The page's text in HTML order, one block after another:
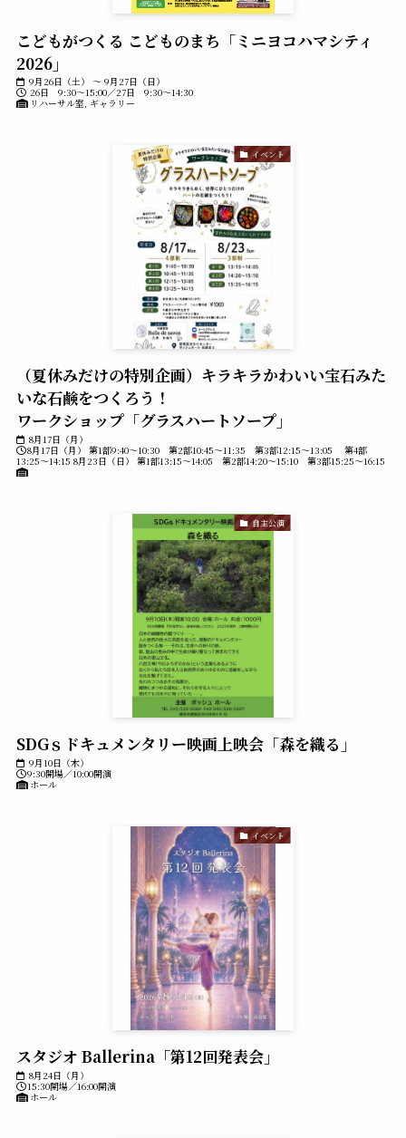
こどもがつくる こどものまち「ミニヨコハマシティ
2026」
9月26日（土） ～ 9月27日（日）
26日 9:30～15:00／27日 9:30～14:30
リハーサル室, ギャラリー
イベント
（夏休みだけの特別企画）キラキラかわいい宝石みた
いな石鹸をつくろう！
ワークショップ「グラスハートソープ」
8月17日（月）
8月17日（月） 第1部9:40～10:30 第2部10:45～11:35 第3部12:15～13:05 第4部
13:25～14:15 8月23日（日） 第1部13:15～14:05 第2部14:20～15:10 第3部15:25～16:15
自主公演
SDGｓドキュメンタリー映画上映会「森を織る」
9月10日（木）
9:30開場／10:00開演
ホール
イベント
スタジオ Ballerina「第12回発表会」
8月24日（月）
15:30開場／16:00開演
ホール